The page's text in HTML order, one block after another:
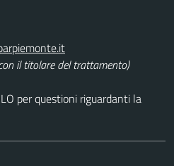
il titolare del trattamento)
per questioni riguardanti la